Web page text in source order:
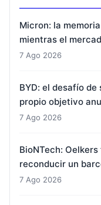
Micron: la
mientras el
7 Ago 2026
BYD: el desafío
propio objetivo
7 Ago 2026
BioNTech:
reconducir un
7 Ago 2026